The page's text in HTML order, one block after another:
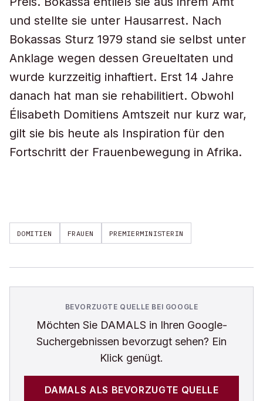
und stellte sie unter Hausarrest. Nach
Bokassas Sturz 1979 stand sie selbst unter
Anklage wegen dessen Greueltaten und
wurde kurzzeitig inhaftiert. Erst 14 Jahre
danach hat man sie rehabilitiert. Obwohl
Élisabeth Domitiens Amtszeit nur kurz war,
gilt sie bis heute als Inspiration für den
Fortschritt der Frauenbewegung in Afrika.
DOMITIEN FRAUEN PREMIERMINISTERIN
BEVORZUGTE QUELLE BEI GOOGLE
Möchten Sie DAMALS in Ihren Google-
Suchergebnissen bevorzugt sehen? Ein
Klick genügt.
DAMALS ALS BEVORZUGTE QUELLE